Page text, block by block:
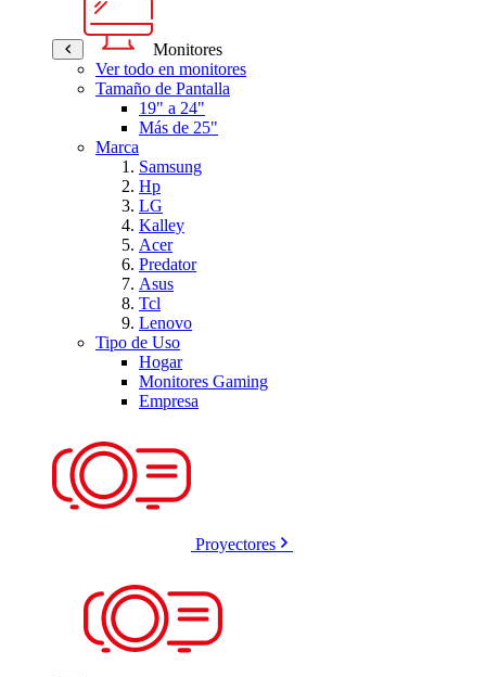
Monitores
Ver todo en monitores
Tamaño de Pantalla
19" a 24"
Más de 25"
Marca
Samsung
Hp
LG
Kalley
Acer
Predator
Asus
Tcl
Lenovo
Tipo de Uso
Hogar
Monitores Gaming
Empresa
Proyectores